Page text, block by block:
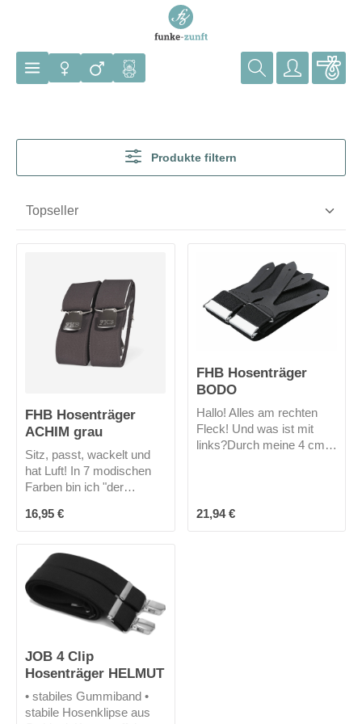
Produkte filtern
FHB Hosenträger
ACHIM grau
Sitz, passt, wackelt und
hat Luft! In 7 modischen
Farben bin ich "der
Hosenträger.
Regulärer Preis:
16,95 €
FHB Hosenträger
BODO
Hallo! Alles am rechten
Fleck! Und was ist mit
links?Durch meine 4 cm
bleibt alles da, wo es
Regulärer Preis:
21,94 €
JOB 4 Clip
Hosenträger HELMUT
• stabiles Gummiband •
stabile Hosenklipse aus